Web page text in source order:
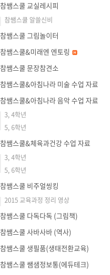
참쌤스쿨 교실레시피
참쌤스쿨 알쓸신비
참쌤스쿨 그림놀이터
참쌤스쿨&미래엔 엔토링
참쌤스쿨 문장참견소
참쌤스쿨&아침나라 미술 수업 자료
참쌤스쿨&아침나라 음악 수업 자료
3, 4학년
5, 6학년
참쌤스쿨&체육과건강 수업 자료
3, 4학년
5, 6학년
참쌤스쿨 비주얼씽킹
2015 교육과정 정리 영상
참쌤스쿨 다독다독 (그림책)
참쌤스쿨 사바사바 (역사)
참쌤스쿨 생필품(생태전환교육)
참쌤스쿨 쌤샘정보통(에듀테크)